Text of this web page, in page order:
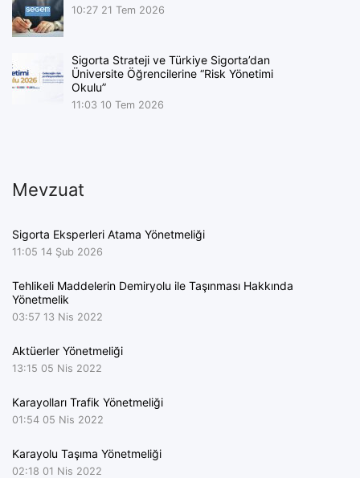
10:27 21 Tem 2026
Sigorta Strateji ve Türkiye Sigorta’dan
Üniversite Öğrencilerine “Risk Yönetimi
Okulu”
11:03 10 Tem 2026
Mevzuat
Sigorta Eksperleri Atama Yönetmeliği
11:05 14 Şub 2026
Tehlikeli Maddelerin Demiryolu ile Taşınması Hakkında
Yönetmelik
03:57 13 Nis 2022
Aktüerler Yönetmeliği
13:15 05 Nis 2022
Karayolları Trafik Yönetmeliği
01:54 05 Nis 2022
Karayolu Taşıma Yönetmeliği
02:18 01 Nis 2022